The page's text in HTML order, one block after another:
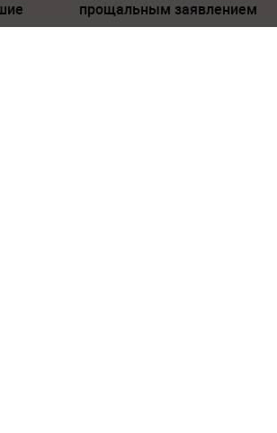
прощальным заявлением